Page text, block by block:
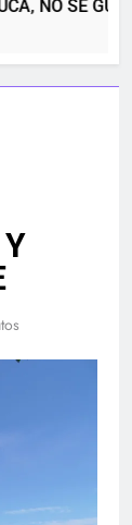
NO SE